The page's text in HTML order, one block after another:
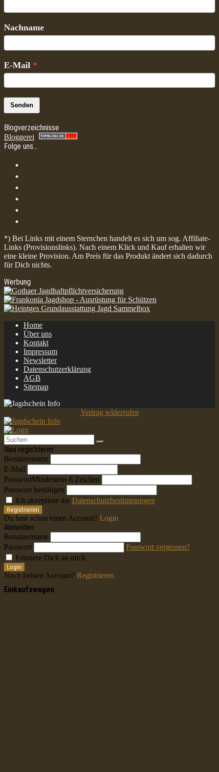
Nachname
E-Mail
Senden
Blogverzeichnisse
Bloggerei
Folge uns…
*) Bei Links mit einem Sternchen handelt es sich um sog. Affiliate-
Links (Provisionslinks). Nach einem Klick und Kauf erhalten wir
eine kleine Provision. Am Preis für das Produkt ändert sich dadurch
für Dich nichts.
Werbung
Home
Über uns
Kontakt
Impressum
Newsletter
Datenschutzerklärung
AGB
Sitemap
Vertrag widerrufen
Neu registrieren
Benutzername
E-Mail
PasswortMindestens 6 Zeichen
Passwort bestätigen
Ich akzeptiere die Datenschutzbestimmungen
Registrieren
Du hast schon einen Account? Login
Anmelden
Benutzername
Passwort
Passwort vergessen?
Erinnere Dich an mich
Login
Noch keinen Account? Registrieren
Einkaufswagen